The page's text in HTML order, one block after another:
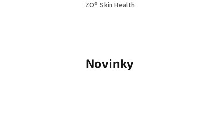
ZO® Skin Health
Novinky